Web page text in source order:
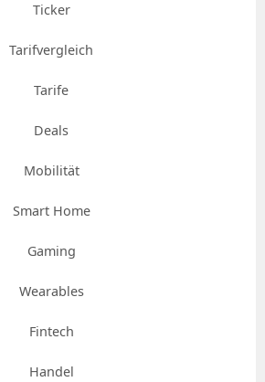
Ticker
Tarifvergleich
Tarife
Deals
Mobilität
Smart Home
Gaming
Wearables
Fintech
Handel